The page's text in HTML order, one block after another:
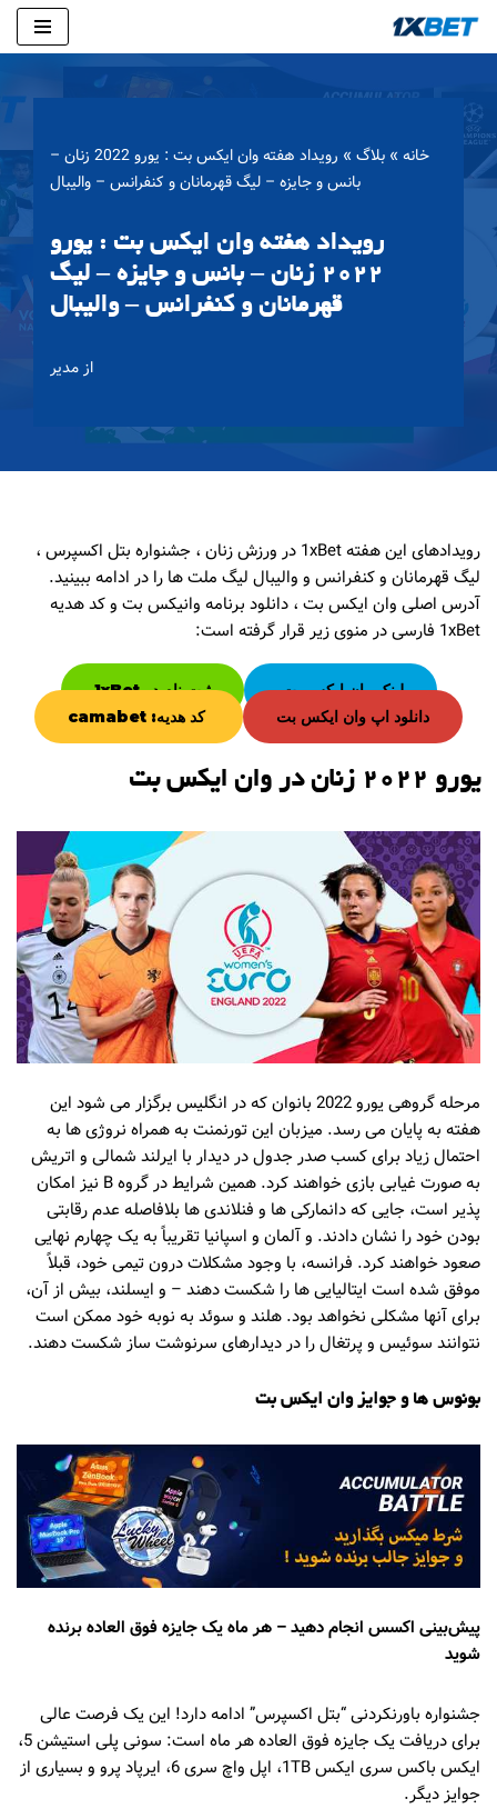
پرش
محتوا
خانه » بلاگ »
رویداد هفته وان ایکس بت : یورو 2022 زنان –
بانس و جایزه – لیگ قهرمانان و کنفرانس – والیبال
رویداد هفته وان ایکس بت : یورو
2022 زنان – بانس و جایزه – لیگ
قهرمانان و کنفرانس – والیبال
از مدیر
رویدادهای این هفته 1xBet در ورزش زنان ، جشنواره بتل اکسپرس ،
لیگ قهرمانان و کنفرانس و والیبال لیگ ملت ها را در ادامه ببینید.
آدرس اصلی وان ایکس بت ، دانلود برنامه وانیکس بت و کد هدیه
1xBet فارسی در منوی زیر قرار گرفته است:
لینک وان ایکس بت
ثبت نام در 1xBet
دانلود اپ وان ایکس بت
کد هدیه: camabet
یورو 2022 زنان در وان ایکس بت
مرحله گروهی یورو 2022 بانوان که در انگلیس برگزار می شود این
هفته به پایان می رسد. میزبان این تورنمنت به همراه نروژی ها به
احتمال زیاد برای کسب صدر جدول در دیدار با ایرلند شمالی و اتریش
به صورت غیابی بازی خواهند کرد. همین شرایط در گروه B نیز امکان
پذیر است، جایی که دانمارکی ها و فنلاندی ها بلافاصله عدم رقابتی
بودن خود را نشان دادند. و آلمان و اسپانیا تقریباً به یک چهارم نهایی
صعود خواهند کرد. فرانسه، با وجود مشکلات درون تیمی خود، قبلاً
موفق شده است ایتالیایی ها را شکست دهند – و ایسلند، بیش از آن،
برای آنها مشکلی نخواهد بود. هلند و سوئد به نوبه خود ممکن است
نتوانند سوئیس و پرتغال را در دیدارهای سرنوشت ساز شکست دهند.
بونوس ها و جوایز وان ایکس بت
پیش‌بینی اکسس انجام دهید – هر ماه یک جایزه فوق العاده برنده
شوید
جشنواره باورنکردنی “بتل اکسپرس” ادامه دارد! این یک فرصت عالی
برای دریافت یک جایزه فوق العاده هر ماه است: سونی پلی استیشن 5،
ایکس باکس سری ایکس 1TB، اپل واچ سری 6، ایرپاد پرو و بسیاری از
جوایز دیگر.